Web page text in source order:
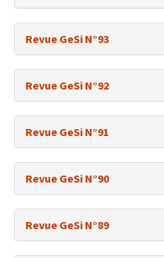
Revue GeSi N°93
Revue GeSi N°92
Revue GeSi N°91
Revue GeSi N°90
Revue GeSi N°89